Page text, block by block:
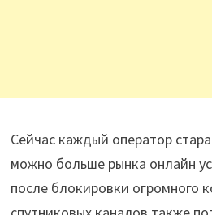
Сейчас каждый оператор
можно больше рынка онлайн
после блокировки огромного